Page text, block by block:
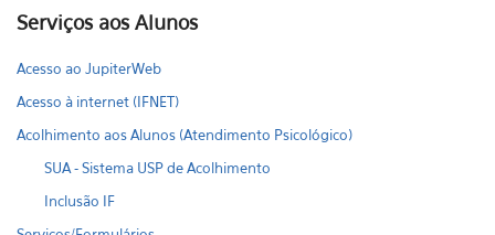
Serviços aos Alunos
Acesso ao JupiterWeb
Acesso à internet (IFNET)
Acolhimento aos Alunos (Atendimento Psicológico)
SUA - Sistema USP de Acolhimento
Inclusão IF